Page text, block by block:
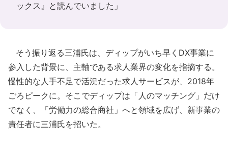
ックス』と読んでいました」
そう振り返る三浦氏は、ディップがいち早くDX事業に
参入した背景に、主軸である求人業界の変化を指摘する。
慢性的な人手不足で活況だった求人サービスが、2018年
ごろピークに。そこでディップは「人のマッチング」だけ
でなく、「労働力の総合商社」へと領域を広げ、新事業の
責任者に三浦氏を招いた。